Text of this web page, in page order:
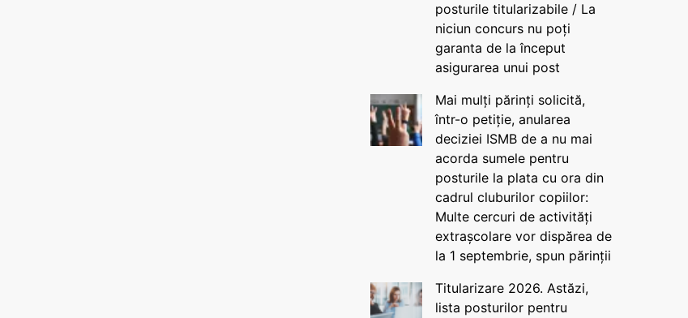
posturile titularizabile / La
niciun concurs nu poți
garanta de la început
asigurarea unui post
Mai mulți părinți solicită,
într-o petiție, anularea
deciziei ISMB de a nu mai
acorda sumele pentru
posturile la plata cu ora din
cadrul cluburilor copiilor:
Multe cercuri de activități
extrașcolare vor dispărea de
la 1 septembrie, spun părinții
Titularizare 2026. Astăzi,
lista posturilor pentru